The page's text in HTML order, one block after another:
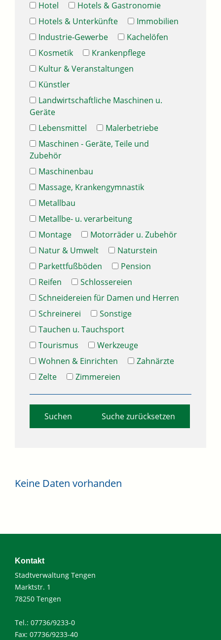
Hotel
Hotels & Gastronomie
Hotels & Unterkünfte
Immobilien
Industrie-Gewerbe
Kachelöfen
Kosmetik
Krankenpflege
Kultur & Veranstaltungen
Künstler
Landwirtschaftliche Maschinen u.
Geräte
Lebensmittel
Malerbetriebe
Maschinen - Geräte, Teile und
Zubehör
Maschinenbau
Massage, Krankengymnastik
Metallbau
Metallbe- u. verarbeitung
Montage
Motorräder u. Zubehör
Natur & Umwelt
Naturstein
Parkettfußböden
Pension
Reifen
Schlossereien
Schneidereien für Damen und Herren
Schreinerei
Sonstige
Tauchen u. Tauchsport
Tourismus
Werkzeuge
Wohnen & Einrichten
Zahnärzte
Zelte
Zimmereien
Suche zurücksetzen
Keine Daten vorhanden
Kontakt
Stadtverwaltung Tengen
Marktstr. 1
78250 Tengen
Tel.: 07736/9233-0
Fax: 07736/9233-40